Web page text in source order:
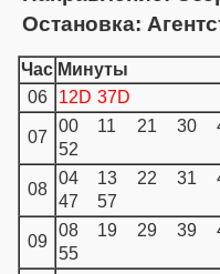
Остановка:
Час Минуты
06
12D 37D
07
00 11 21 30
52
08
04 13 22 31
47
57
09
08 19 29 39
55